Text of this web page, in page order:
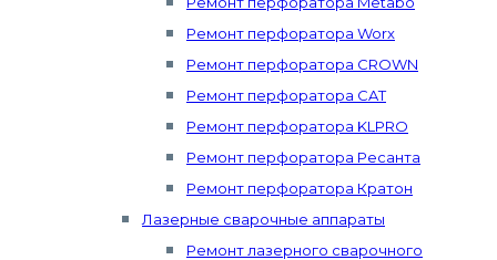
Ремонт перфоратора Worx
Ремонт перфоратора CROWN
Ремонт перфоратора CAT
Ремонт перфоратора KLPRO
Ремонт перфоратора Ресанта
Ремонт перфоратора Кратон
Лазерные сварочные аппараты
Ремонт лазерного сварочного